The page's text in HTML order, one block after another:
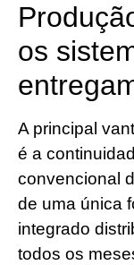
os
A principal
é a
convencional
de uma única
integrado
todos os